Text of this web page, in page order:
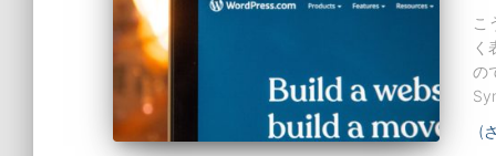
こ
く
の
(